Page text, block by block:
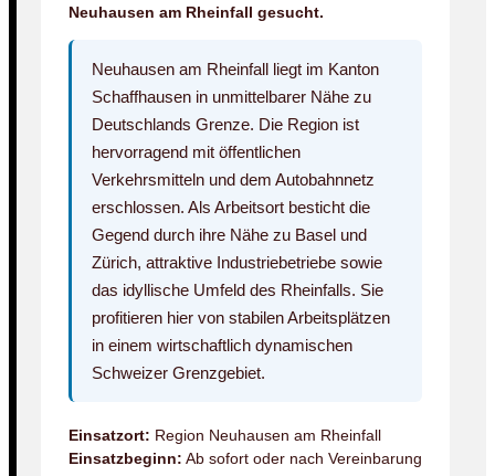
Neuhausen am Rheinfall gesucht.
Neuhausen am Rheinfall liegt im Kanton
Schaffhausen in unmittelbarer Nähe zu
Deutschlands Grenze. Die Region ist
hervorragend mit öffentlichen
Verkehrsmitteln und dem Autobahnnetz
erschlossen. Als Arbeitsort besticht die
Gegend durch ihre Nähe zu Basel und
Zürich, attraktive Industriebetriebe sowie
das idyllische Umfeld des Rheinfalls. Sie
profitieren hier von stabilen Arbeitsplätzen
in einem wirtschaftlich dynamischen
Schweizer Grenzgebiet.
Einsatzort: Region Neuhausen am Rheinfall
Einsatzbeginn: Ab sofort oder nach Vereinbarung